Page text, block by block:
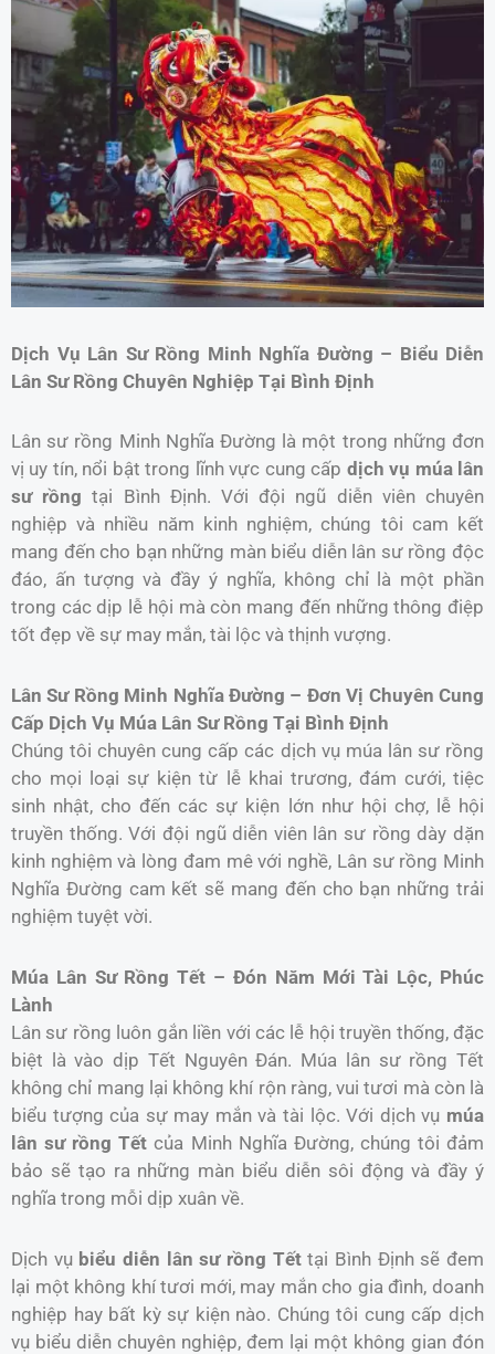
Dịch Vụ Lân Sư Rồng Minh Nghĩa Đường – Biểu Diễn
Lân Sư Rồng Chuyên Nghiệp Tại Bình Định
Lân sư rồng Minh Nghĩa Đường là một trong những đơn
vị uy tín, nổi bật trong lĩnh vực cung cấp dịch vụ múa lân
sư rồng tại Bình Định. Với đội ngũ diễn viên chuyên
nghiệp và nhiều năm kinh nghiệm, chúng tôi cam kết
mang đến cho bạn những màn biểu diễn lân sư rồng độc
đáo, ấn tượng và đầy ý nghĩa, không chỉ là một phần
trong các dịp lễ hội mà còn mang đến những thông điệp
tốt đẹp về sự may mắn, tài lộc và thịnh vượng.
Lân Sư Rồng Minh Nghĩa Đường – Đơn Vị Chuyên Cung
Cấp Dịch Vụ Múa Lân Sư Rồng Tại Bình Định
Chúng tôi chuyên cung cấp các dịch vụ múa lân sư rồng
cho mọi loại sự kiện từ lễ khai trương, đám cưới, tiệc
sinh nhật, cho đến các sự kiện lớn như hội chợ, lễ hội
truyền thống. Với đội ngũ diễn viên lân sư rồng dày dặn
kinh nghiệm và lòng đam mê với nghề, Lân sư rồng Minh
Nghĩa Đường cam kết sẽ mang đến cho bạn những trải
nghiệm tuyệt vời.
Múa Lân Sư Rồng Tết – Đón Năm Mới Tài Lộc, Phúc
Lành
Lân sư rồng luôn gắn liền với các lễ hội truyền thống, đặc
biệt là vào dịp Tết Nguyên Đán. Múa lân sư rồng Tết
không chỉ mang lại không khí rộn ràng, vui tươi mà còn là
biểu tượng của sự may mắn và tài lộc. Với dịch vụ múa
lân sư rồng Tết của Minh Nghĩa Đường, chúng tôi đảm
bảo sẽ tạo ra những màn biểu diễn sôi động và đầy ý
nghĩa trong mỗi dịp xuân về.
Dịch vụ biểu diễn lân sư rồng Tếttại Bình Định sẽ đem
lại một không khí tươi mới, may mắn cho gia đình, doanh
nghiệp hay bất kỳ sự kiện nào. Chúng tôi cung cấp dịch
vụ biểu diễn chuyên nghiệp, đem lại một không gian đón